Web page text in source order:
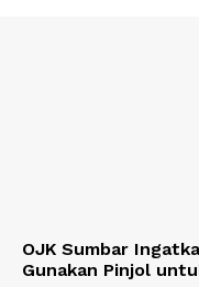
OJK Sumbar
Gunakan Pinjol